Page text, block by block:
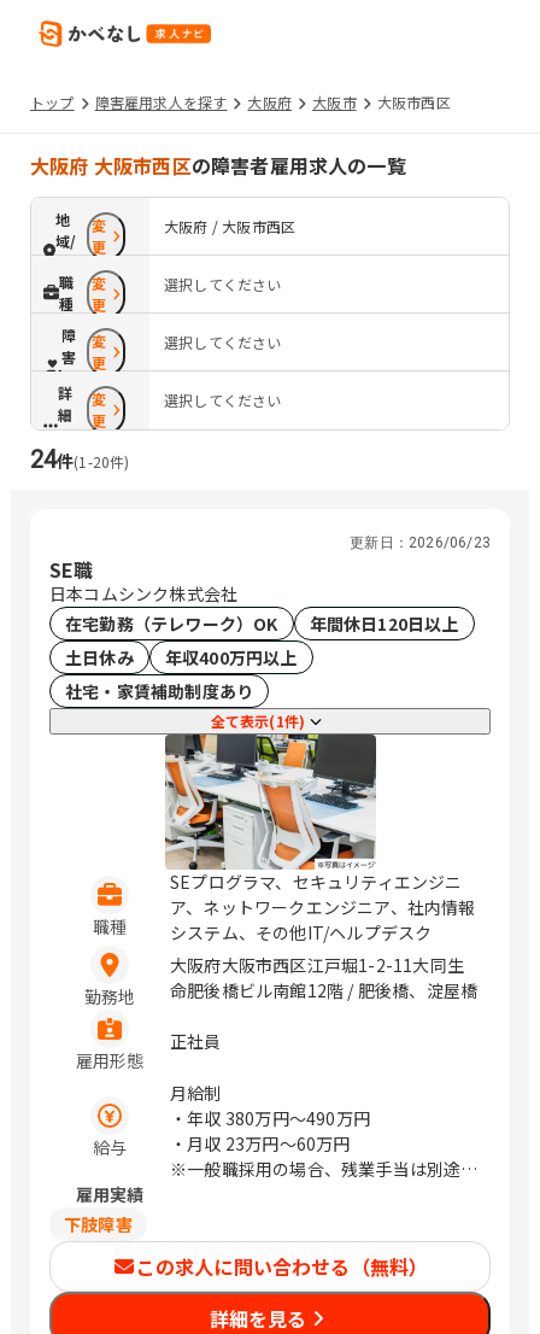
トップ 障害雇用求人を探す 大阪府 大阪市 大阪市西区
大阪府 大阪市西区の障害者雇用求人の一覧
地
域/
路
線
変
更
大阪府 / 大阪市西区
職
種
変
更
選択してください
障
害
配
慮
変
更
選択してください
詳
細
条
件
変
更
選択してください
24件(1 -20件)
更新日： 2026/06/23
SE職
日本コムシンク株式会社
在宅勤務（テレワーク）OK
年間休日120日以上
土日休み
年収400万円以上
社宅・家賃補助制度あり
全て表示(1件)
職種
SEプログラマ、セキュリティエンジニ
ア、ネットワークエンジニア、社内情報
システム、その他IT/ヘルプデスク
勤務地
大阪府大阪市西区江戸堀1-2-11大同生
命肥後橋ビル南館12階 / 肥後橋、淀屋橋
雇用形態
正社員
給与
月給制
・年収 380万円〜490万円
・月収 23万円〜60万円
※一般職採用の場合、残業手当は別途全
り判断いたします。
※別途、住宅手当、家族手当、プロジェ
クトリーダー手当あり(条件あり)
雇用実績
下肢障害
この求人に問い合わせる（無料）
詳細を見る